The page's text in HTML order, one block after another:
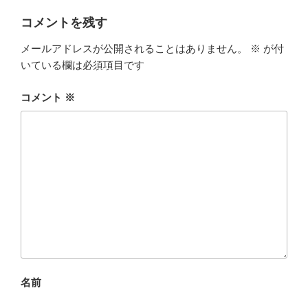
コメントを残す
メールアドレスが公開されることはありません。 ※ が付
いている欄は必須項目です
コメント ※
名前